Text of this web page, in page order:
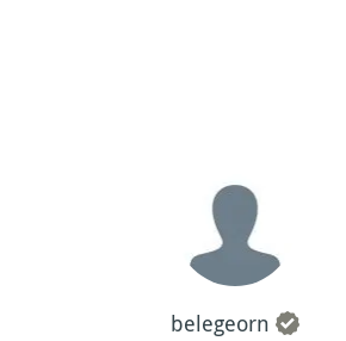
belegeorn